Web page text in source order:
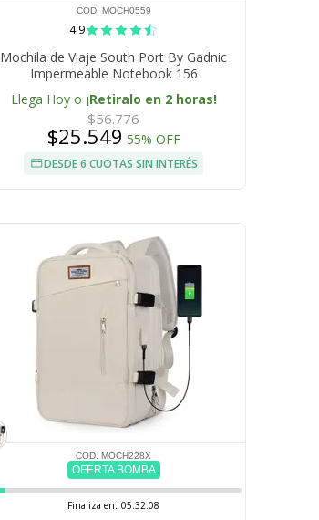
COD. MOCH0559
4.9
Mochila de Viaje South Port By Gadnic
Impermeable Notebook 156
Llega Hoy o ¡Retiralo en 2 horas!
$56.776
$25.549 55% OFF
DESDE 6 CUOTAS SIN INTERÉS
COD. MOCH228X
OFERTA BOMBA
Finaliza en: 05:32:07